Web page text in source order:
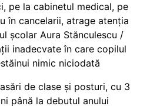
pe la cabinetul medical, pe
în cancelarii, atrage atenția
școlar Aura Stănculescu /
inadecvate în care copilul
nimic niciodată
de clase și posturi, cu 3
până la debutul anului